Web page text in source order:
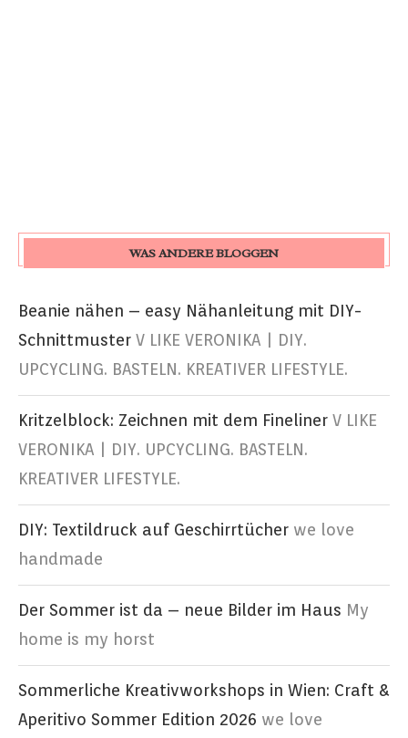
WAS ANDERE BLOGGEN
Beanie nähen – easy Nähanleitung mit DIY-
Schnittmuster V LIKE VERONIKA | DIY.
UPCYCLING. BASTELN. KREATIVER LIFESTYLE.
Kritzelblock: Zeichnen mit dem Fineliner V LIKE
VERONIKA | DIY. UPCYCLING. BASTELN.
KREATIVER LIFESTYLE.
DIY: Textildruck auf Geschirrtücher we love
handmade
Der Sommer ist da – neue Bilder im Haus My
home is my horst
Sommerliche Kreativworkshops in Wien: Craft &
Aperitivo Sommer Edition 2026 we love